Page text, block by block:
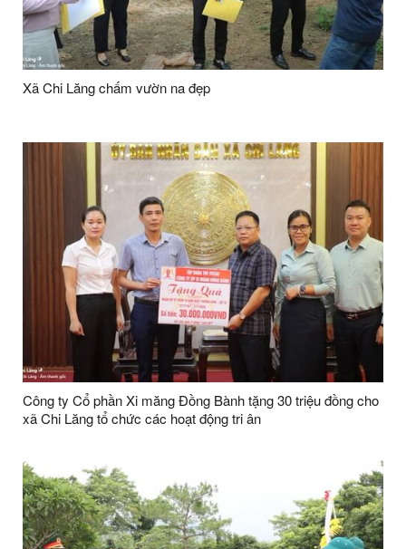
Xã Chi Lăng chấm vườn na đẹp
Công ty Cổ phần Xi măng Đồng Bành tặng 30 triệu đồng cho
xã Chi Lăng tổ chức các hoạt động tri ân